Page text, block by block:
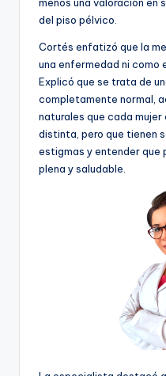
del piso pélvico.
Cortés enfatizó que la
una enfermedad ni como
Explicó que se trata de
completamente normal,
naturales que cada
distinta, pero que tienen
estigmas y entender que
plena y saludable.